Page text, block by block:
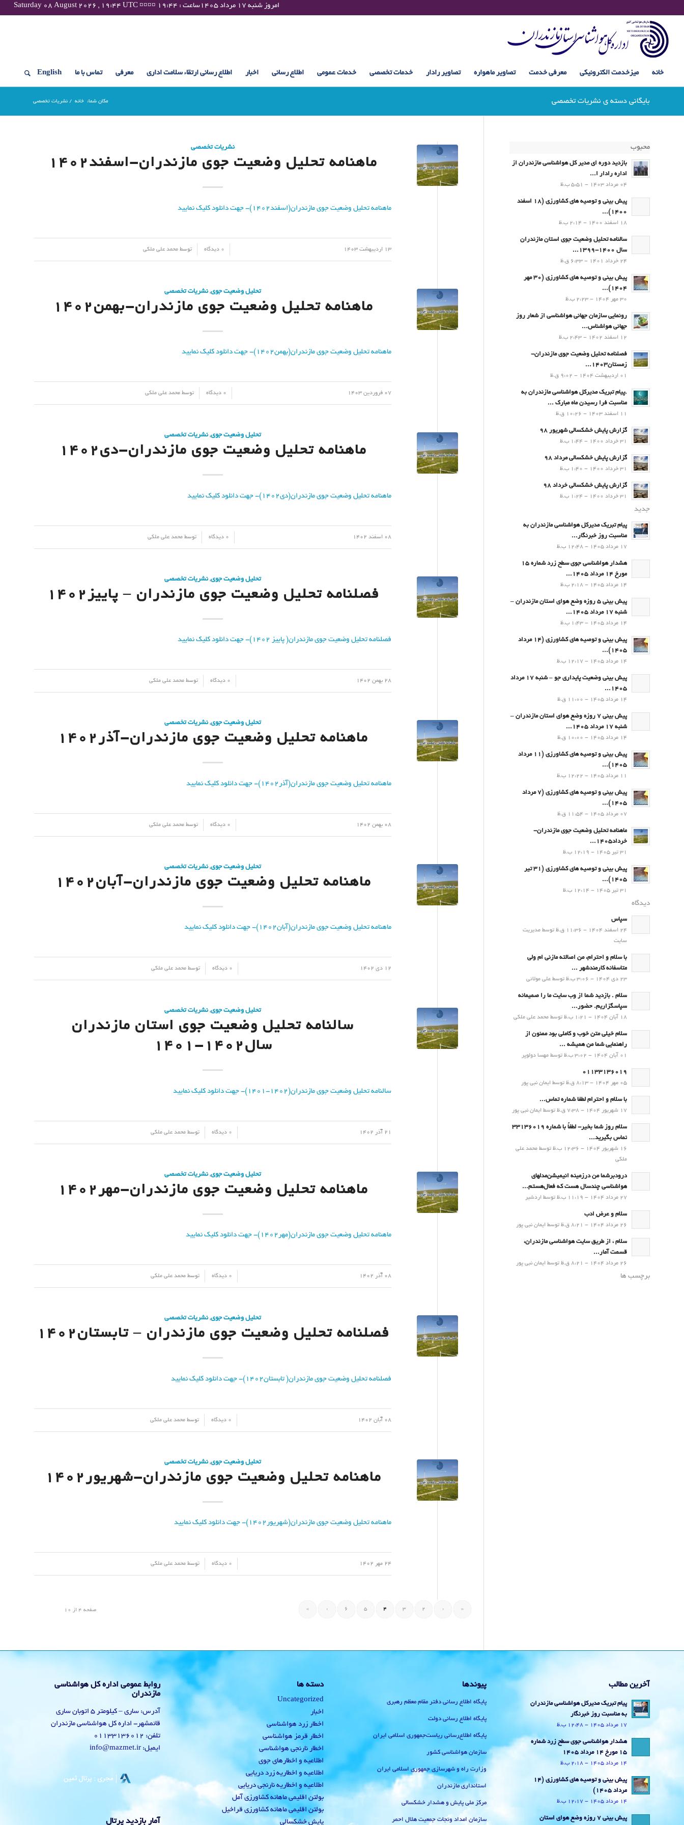
Saturday 08 August 2026 , 19:44 UTC ¤¤¤¤ امروز شنبه ۱۷ مرداد ۱۴۰۵ساعت : ۱۹:۴۴
خانه میزخدمت الکترونیکی معرفی خدمت تصاویر ماهواره تصاویر رادار خدمات تخصصی خدمات عمومی اطلاع رسانی اخبار اطلاع رسانی ارتقاء سلامت اداری معرفی تماس با ما English
بایگانی دسته ی نشریات تخصصی مکان شما: خانه / نشریات تخصصی
نشریات تخصصی
ماهنامه تحلیل وضعیت جوی مازندران-اسفند۱۴۰۲
ماهنامه تحلیل وضعیت جوی مازندران(اسفند1402)- جهت دانلود کلیک نمایید
13 اردیبهشت 1403 0 دیدگاه توسطمحمد علی ملکی
تحلیل وضعیت جوی,نشریات تخصصی
ماهنامه تحلیل وضعیت جوی مازندران-بهمن۱۴۰۲
ماهنامه تحلیل وضعیت جوی مازندران(بهمن1402)- جهت دانلود کلیک نمایید
07 فروردین 1403 0 دیدگاه توسطمحمد علی ملکی
تحلیل وضعیت جوی,نشریات تخصصی
ماهنامه تحلیل وضعیت جوی مازندران-دی۱۴۰۲
ماهنامه تحلیل وضعیت جوی مازندران(دی1402)- جهت دانلود کلیک نمایید
08 اسفند 1402 0 دیدگاه توسطمحمد علی ملکی
تحلیل وضعیت جوی,نشریات تخصصی
فصلنامه تحلیل وضعیت جوی مازندران – پاییز۱۴۰۲
فصلنامه تحلیل وضعیت جوی مازندران( پاییز ۱۴۰۲)- جهت دانلود کلیک نمایید
28 بهمن 1402 0 دیدگاه توسط محمد علی ملکی
تحلیل وضعیت جوی,نشریات تخصصی
ماهنامه تحلیل وضعیت جوی مازندران-آذر۱۴۰۲
ماهنامه تحلیل وضعیت جوی مازندران(آذر۱۴۰۲)- جهت دانلود کلیک نمایید
08 بهمن 1402 0 دیدگاه توسط محمد علی ملکی
تحلیل وضعیت جوی,نشریات تخصصی
ماهنامه تحلیل وضعیت جوی مازندران-آبان۱۴۰۲
ماهنامه تحلیل وضعیت جوی مازندران(آبان1402)- جهت دانلود کلیک نمایید
12 دی 1402 0 دیدگاه توسطمحمد علی ملکی
تحلیل وضعیت جوی,نشریات تخصصی
سالنامه تحلیل وضعیت جوی استان مازندران
سال1402-1401
سالنامه تحلیل وضعیت جوی مازندران(1402-1401)- جهت دانلود کلیک نمایید
21 آذر 1402 0 دیدگاه توسط محمد علی ملکی
تحلیل وضعیت جوی,نشریات تخصصی
ماهنامه تحلیل وضعیت جوی مازندران-مهر۱۴۰۲
ماهنامه تحلیل وضعیت جوی مازندران(مهر۱۴۰۲)- جهت دانلود کلیک نمایید
08 آذر 1402 0 دیدگاه توسط محمد علی ملکی
تحلیل وضعیت جوی,نشریات تخصصی
فصلنامه تحلیل وضعیت جوی مازندران – تابستان۱۴۰۲
فصلنامه تحلیل وضعیت جوی مازندران( تابستان1402)- جهت دانلود کلیک نمایید
08 آبان 1402 0 دیدگاه توسطمحمد علی ملکی
تحلیل وضعیت جوی,نشریات تخصصی
ماهنامه تحلیل وضعیت جوی مازندران-شهریور۱۴۰۲
ماهنامه تحلیل وضعیت جوی مازندران(شهریور1402)- جهت دانلود کلیک نمایید
24 مهر 1402 0 دیدگاه توسط محمد علی ملکی
صفحه 4 از 10 «
‹
2
3
4
5
6
›
»
محبوب
بازدید دوره ای مدیر کل هواشناسی مازندران از
اداره رادار ا...
04 مرداد 1403 - 5:51 ب.ظ
پیش بینی و توصیه های کشاورزی (18 اسفند
1400)...
18 اسفند 1400 - 2:14 ب.ظ
سالنامه تحلیل وضعیت جوی استان مازندران
سال 1400-1399...
24 خرداد 1401 - 6:33 ق.ظ
پیش بینی و توصیه های کشاورزی (30 مهر
۱۴۰۴)...
30 مهر 1404 - 2:23 ب.ظ
رونمایی سازمان جهانی هواشناسی از شعار روز
جهانی هواشناس...
12 اسفند 1402 - 2:43 ب.ظ
فصلنامه تحلیل وضعیت جوی مازندران-
زمستان۱۴۰۳...
01 اردیبهشت 1404 - 9:02 ق.ظ
.پيام تبريك مدیرکل هواشناسی مازندران به
مناسبت فرا رسيدن ماه مبارك ...
11 اسفند 1403 - 10:26 ق.ظ
گزارش پایش خشکسالی شهریور 98
31 خرداد 1400 - 1:44 ب.ظ
گزارش پایش خشکسالی مرداد 98
31 خرداد 1400 - 1:40 ب.ظ
گزارش پایش خشکسالی خرداد 98
31 خرداد 1400 - 1:24 ب.ظ
جدید
پیام تبریک مدیرکل هواشناسی مازندران به
مناسبت روز خبرنگار...
17 مرداد 1405 - 12:48 ب.ظ
هشدار هواشناسی جوی سطح زرد شماره 15
مورخ 14 مرداد 1405...
14 مرداد 1405 - 2:18 ب.ظ
پیش بینی 5 روزه وضع هوای استان مازندران –
شنبه 17 مرداد 1405...
14 مرداد 1405 - 1:43 ب.ظ
پیش بینی و توصیه های کشاورزی (14 مرداد
۱۴۰۵)...
14 مرداد 1405 - 12:17 ب.ظ
پیش بینی وضعیت پایداری جو – شنبه 17 مرداد
1405...
14 مرداد 1405 - 11:00 ق.ظ
پیش بینی 7 روزه وضع هوای استان مازندران –
شنبه 17 مرداد 1405...
14 مرداد 1405 - 10:00 ق.ظ
پیش بینی و توصیه های کشاورزی (11 مرداد
۱۴۰۵)...
11 مرداد 1405 - 12:22 ب.ظ
پیش بینی و توصیه های کشاورزی (7 مرداد
۱۴۰۵)...
07 مرداد 1405 - 11:54 ق.ظ
ماهنامه تحلیل وضعیت جوی مازندران-
خرداد1405...
31 تیر 1405 - 12:19 ب.ظ
پیش بینی و توصیه های کشاورزی (31 تیر
۱۴۰۵)...
31 تیر 1405 - 12:14 ب.ظ
دیدگاه
سپاس
24 اسفند 1404 - 11:36 ق.ظ توسط مدیریت
سایت
با سلام و احترام، من اصالته مازنی ام ولی
متاسفانه کارمندشهر ...
23 دی 1404 - 3:06 ب.ظ توسط علی مولائی
سلام . بازدید شما از وب سایت ما را صمیمانه
سپاسگزاریم. حضور...
18 آبان 1404 - 1:21 ب.ظ توسط محمد علی ملکی
سلام خیلی متن خوب و کاملی بود ممنون از
راهنمایی شما من همیشه ...
01 آبان 1404 - 3:02 ب.ظ توسط مهسا دولوپر
01133136019
05 مهر 1404 - 8:13 ق.ظ توسط ایمان نبی پور
با سلام و احترام لطفا شماره تماس...
17 شهریور 1404 - 7:38 ق.ظ توسط ایمان نبی پور
سلام روز شما بخیر- لطفاً با شماره 33136019
تماس بگیرید...
16 شهریور 1404 - 12:36 ب.ظ توسط محمد علی
ملکی
درودبرشما من درزمینه انیمیشن‌مدلهای
هواشناسی چندسال هست که فعال‌هستم...
27 مرداد 1404 - 11:19 ب.ظ توسط اردشیر
سلام و عرض ادب
26 مرداد 1404 - 8:21 ق.ظ توسط ایمان نبی پور
سلام ، از طریق سایت هواشناسی مازندران،
قسمت آمار...
26 مرداد 1404 - 8:21 ق.ظ توسط ایمان نبی پور
برچسب ها
آخرین مطالب
پیام تبریک مدیرکل هواشناسی مازندران
به مناسبت روز خبرنگار
17 مرداد 1405 - 12:48 ب.ظ
هشدار هواشناسی جوی سطح زرد شماره
15 مورخ 14 مرداد 1405
14 مرداد 1405 - 2:18 ب.ظ
پیش بینی و توصیه های کشاورزی (14
مرداد ۱۴۰۵)
14 مرداد 1405 - 12:17 ب.ظ
پیش بینی 7 روزه وضع هوای استان
پیوندها
پایگاه اطلاع رسانی دفتر مقام معظم رهبری
پایگاه اطلاع رسانی دولت
پایگاه اطلاع‌رسانی ریاست‌جمهوری اسلامی ایران
سازمان هواشناسی کشور
وزارت راه و شهرسازی جمهوری اسلامی ایران
استانداری مازندران
مرکز ملی پایش و هشدار خشکسالی
سازمان امداد ونجات جمعیت هلال احمر
دسته ها
Uncategorized
اخبار
اخطار زرد هواشناسی
اخطار قرمز هواشناسی
اخطار نارنجی هواشناسی
اطلاعیه و اخطارهای جوی
اطلاعیه و اخطاریه زرد دریایی
اطلاعیه و اخطاریه نارنجی دریایی
بولتن اقلیمی ماهانه کشاورزی آمل
بولتن اقلیمی ماهانه کشاورزی قراخیل
پایش خشکسالی
روابط عمومی اداره کل هواشناسی
مازندران
آدرس: ساری – کیلومتر 5 اتوبان ساری
قائمشهر- اداره کل هواشناسی مازندران
تلفن: 01133136012
ایمیل: info@mazmet.ir
آمار بازدید پرتال